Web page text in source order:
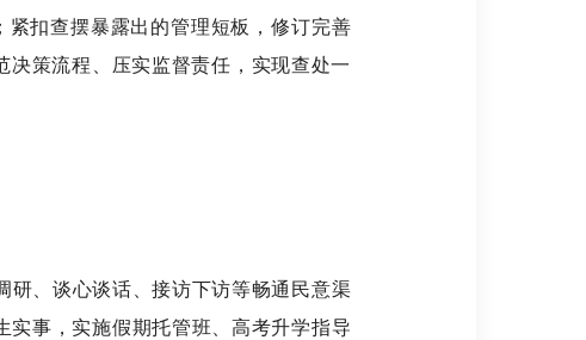
紧扣查摆暴露出的管理短板，修订完善
决策流程、压实监督责任，实现查处一
研、谈心谈话、接访下访等畅通民意渠
实事，实施假期托管班、高考升学指导